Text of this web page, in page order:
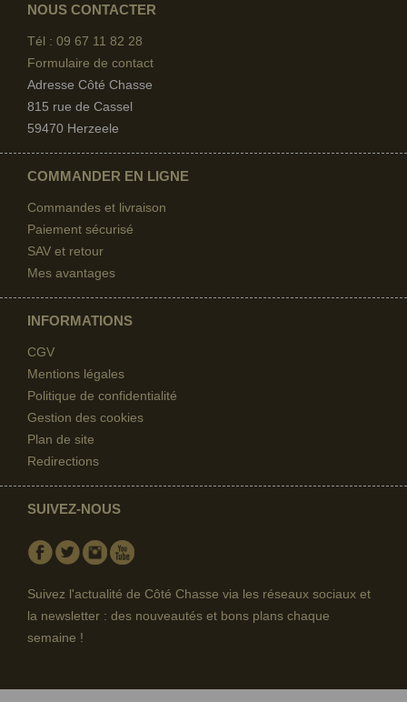
NOUS CONTACTER
Tél : 09 67 11 82 28
Formulaire de contact
Adresse Côté Chasse
815 rue de Cassel
59470 Herzeele
COMMANDER EN LIGNE
Commandes et livraison
Paiement sécurisé
SAV et retour
Mes avantages
INFORMATIONS
CGV
Mentions légales
Politique de confidentialité
Gestion des cookies
Plan de site
Redirections
SUIVEZ-NOUS
Facebook
TwitterInstagram
Suivez l'actualité de Côté Chasse via les réseaux sociaux et
la newsletter : des nouveautés et bons plans chaque
semaine !